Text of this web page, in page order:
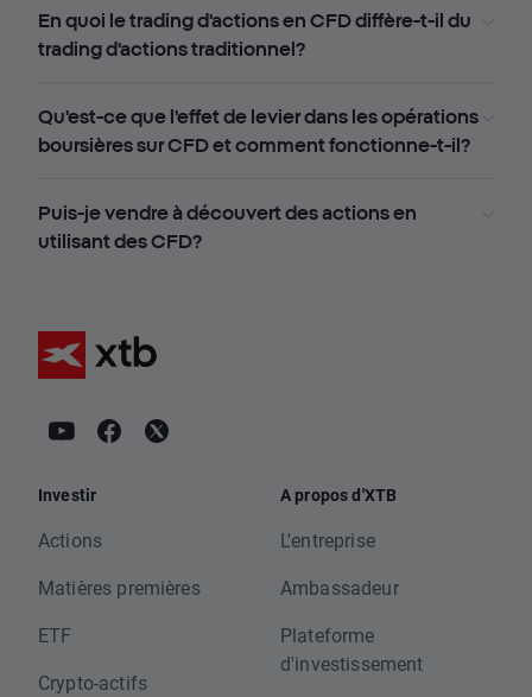
En quoi le trading d'actions en CFD diffère-t-il du
trading d'actions traditionnel?
Qu'est-ce que l'effet de levier dans les opérations
boursières sur CFD et comment fonctionne-t-il?
Puis-je vendre à découvert des actions en
utilisant des CFD?
Investir
Actions
Matières premières
ETF
Crypto-actifs
A propos d'XTB
L'entreprise
Ambassadeur
Plateforme
d'investissement